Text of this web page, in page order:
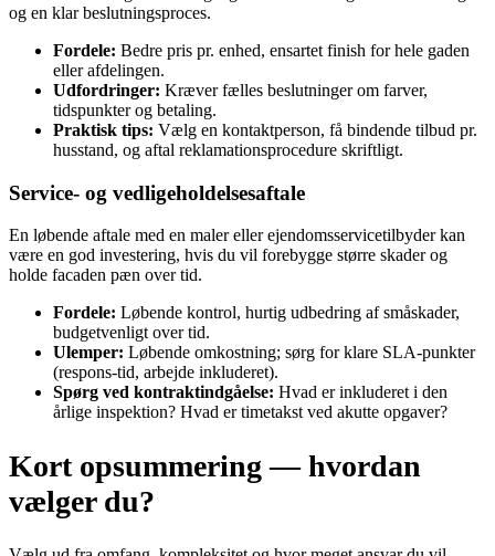
og en klar beslutningsproces.
Fordele: Bedre pris pr. enhed, ensartet finish for hele gaden
eller afdelingen.
Udfordringer: Kræver fælles beslutninger om farver,
tidspunkter og betaling.
Praktisk tips: Vælg en kontaktperson, få bindende tilbud pr.
husstand, og aftal reklamationsprocedure skriftligt.
Service‑ og vedligeholdelsesaftale
En løbende aftale med en maler eller ejendomsservicetilbyder kan
være en god investering, hvis du vil forebygge større skader og
holde facaden pæn over tid.
Fordele: Løbende kontrol, hurtig udbedring af småskader,
budgetvenligt over tid.
Ulemper: Løbende omkostning; sørg for klare SLA‑punkter
(respons‑tid, arbejde inkluderet).
Spørg ved kontraktindgåelse: Hvad er inkluderet i den
årlige inspektion? Hvad er timetakst ved akutte opgaver?
Kort opsummering — hvordan
vælger du?